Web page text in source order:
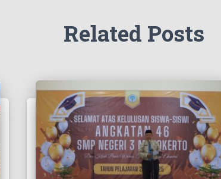
Related Posts